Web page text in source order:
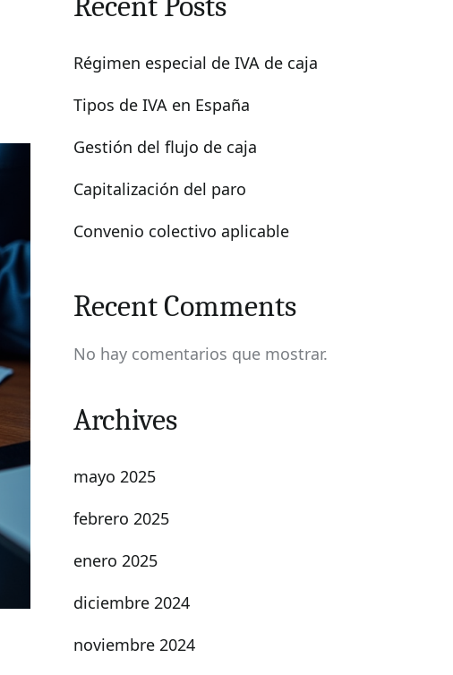
Régimen especial de IVA de caja
Tipos de IVA en España
Gestión del flujo de caja
Capitalización del paro
Convenio colectivo aplicable
Recent Comments
No hay comentarios que mostrar.
Archives
mayo 2025
febrero 2025
enero 2025
diciembre 2024
noviembre 2024